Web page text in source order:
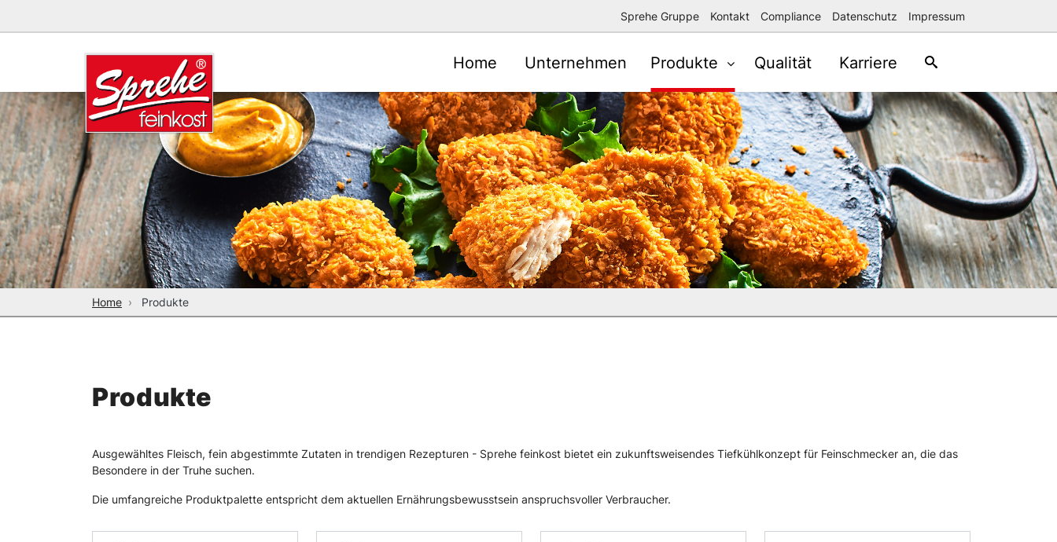
Sprehe Gruppe Kontakt Compliance Datenschutz Impressum
Home Unternehmen Produkte Qualität Karriere
Home Produkte
Produkte
Ausgewähltes Fleisch, fein abgestimmte Zutaten in trendigen Rezepturen - Sprehe feinkost bietet ein zukunftsweisendes Tiefkühlkonzept für Feinschmecker an, die das
Besondere in der Truhe suchen.
Die umfangreiche Produktpalette entspricht dem aktuellen Ernährungsbewusstsein anspruchsvoller Verbraucher.